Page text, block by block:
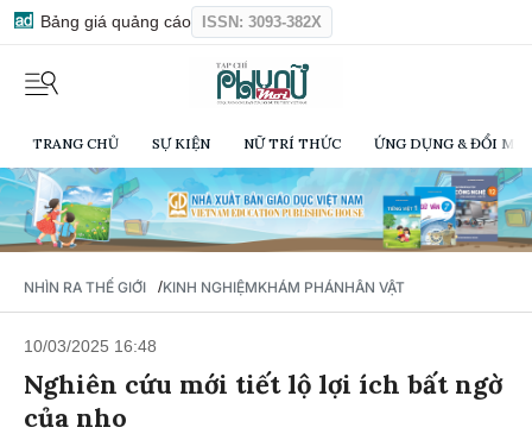
Bảng giá quảng cáo ISSN: 3093-382X
TRANG CHỦ SỰ KIỆN NỮ TRÍ THỨC ỨNG DỤNG & ĐỔI
NHÌN RA THẾ GIỚI /KINH NGHIỆMKHÁM PHÁNHÂN VẬT
10/03/2025 16:48
Nghiên cứu mới tiết lộ lợi ích bất ngờ
của nho